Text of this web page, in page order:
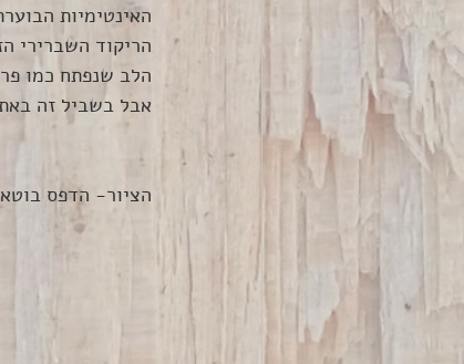
האינטימיות
הריקוד השברירי
הלב שנפתח כמו
אבל בשביל זה
הציור- הדפס